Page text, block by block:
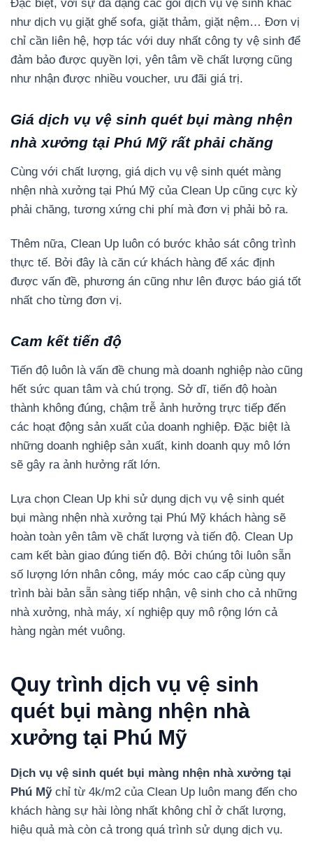
Đặc biệt, với sự đa dạng các gói dịch vụ vệ sinh khác
như dịch vụ giặt ghế sofa, giặt thảm, giặt nệm… Đơn vị
chỉ cần liên hệ, hợp tác với duy nhất công ty vệ sinh để
đảm bảo được quyền lợi, yên tâm về chất lượng cũng
như nhận được nhiều voucher, ưu đãi giá trị.
Giá dịch vụ vệ sinh quét bụi màng nhện
nhà xưởng tại Phú Mỹ rất phải chăng
Cùng với chất lượng, giá dịch vụ vệ sinh quét màng
nhện nhà xưởng tại Phú Mỹ của Clean Up cũng cực kỳ
phải chăng, tương xứng chi phí mà đơn vị phải bỏ ra.
Thêm nữa, Clean Up luôn có bước khảo sát công trình
thực tế. Bởi đây là căn cứ khách hàng để xác định
được vấn đề, phương án cũng như lên được báo giá tốt
nhất cho từng đơn vị.
Cam kết tiến độ
Tiến độ luôn là vấn đề chung mà doanh nghiệp nào cũng
hết sức quan tâm và chú trọng. Sở dĩ, tiến độ hoàn
thành không đúng, chậm trễ ảnh hưởng trực tiếp đến
các hoạt động sản xuất của doanh nghiệp. Đặc biệt là
những doanh nghiệp sản xuất, kinh doanh quy mô lớn
sẽ gây ra ảnh hưởng rất lớn.
Lựa chọn Clean Up khi sử dụng dịch vụ vệ sinh quét
bụi màng nhện nhà xưởng tại Phú Mỹ khách hàng sẽ
hoàn toàn yên tâm về chất lượng và tiến độ. Clean Up
cam kết bàn giao đúng tiến độ. Bởi chúng tôi luôn sẵn
số lượng lớn nhân công, máy móc cao cấp cùng quy
trình bài bản sẵn sàng tiếp nhận, vệ sinh cho cả những
nhà xưởng, nhà máy, xí nghiệp quy mô rộng lớn cả
hàng ngàn mét vuông.
Quy trình dịch vụ vệ sinh
quét bụi màng nhện nhà
xưởng tại Phú Mỹ
Dịch vụ vệ sinh quét bụi màng nhện nhà xưởng tại
Phú Mỹchỉ từ 4k/m2 của Clean Up luôn mang đến cho
khách hàng sự hài lòng nhất không chỉ ở chất lượng,
hiệu quả mà còn cả trong quá trình sử dụng dịch vụ.